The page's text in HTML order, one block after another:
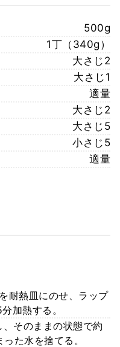
500g
1丁（340g）
大さじ2
大さじ1
適量
大さじ2
大さじ5
小さじ5
適量
耐熱皿にのせ、ラップ
加熱する。
そのままの状態で約
た水を捨てる。